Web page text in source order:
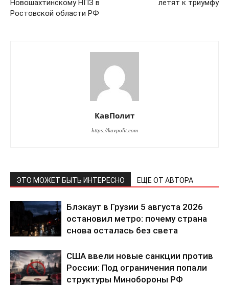
Новошахтинскому НПЗ в
Ростовской области РФ
летят к триумфу
КавПолит
https://kavpolit.com
ЭТО МОЖЕТ БЫТЬ ИНТЕРЕСНО ЕЩЕ ОТ АВТОРА
Блэкаут в Грузии 5 августа 2026
остановил метро: почему страна
снова осталась без света
США ввели новые санкции против
России: Под ограничения попали
структуры Минобороны РФ